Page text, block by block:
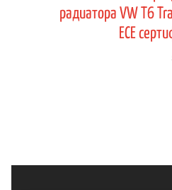
радиатора VW T6
ECE